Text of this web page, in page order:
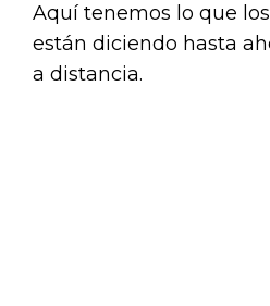
Aquí tenemos lo que
están diciendo hasta
a distancia.